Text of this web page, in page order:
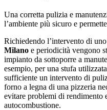
Una corretta pulizia e
l’ambiente più sicuro e
Richiedendo l’intervento di uno
Milano e periodicità vengono
impianto da sottoporre a
esempio, per una stufa
sufficiente un intervento di
forno a legna di una pizzeria
evitare problemi di rendimento
autocombustione.